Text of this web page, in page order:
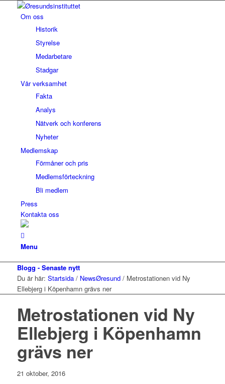
Om oss
Historik
Styrelse
Medarbetare
Stadgar
Vår verksamhet
Fakta
Analys
Nätverk och konferens
Nyheter
Medlemskap
Förmåner och pris
Medlemsförteckning
Bli medlem
Press
Kontakta oss
Menu
Blogg - Senaste nytt
Du är här: Startsida / NewsØresund / Metrostationen vid Ny
Ellebjerg i Köpenhamn grävs ner
Metrostationen vid Ny
Ellebjerg i Köpenhamn
grävs ner
21 oktober, 2016